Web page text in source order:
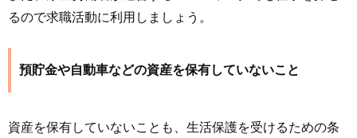
るので求職活動に利用しましょう。
預貯金や自動車などの資産を保有していないこと
資産を保有していないことも、生活保護を受けるための条